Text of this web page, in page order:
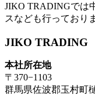
JIKO TRADINGでは
スなども行っており
JIKO TRADING
本社所在地
〒370−1103
群馬県佐波郡玉村町